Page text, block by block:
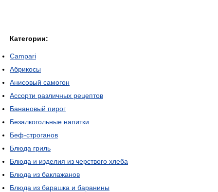
Категории:
Campari
Абрикосы
Анисовый самогон
Ассорти различных рецептов
Банановый пирог
Безалкогольные напитки
Беф-строганов
Блюда гриль
Блюда и изделия из черствого хлеба
Блюда из баклажанов
Блюда из барашка и баранины